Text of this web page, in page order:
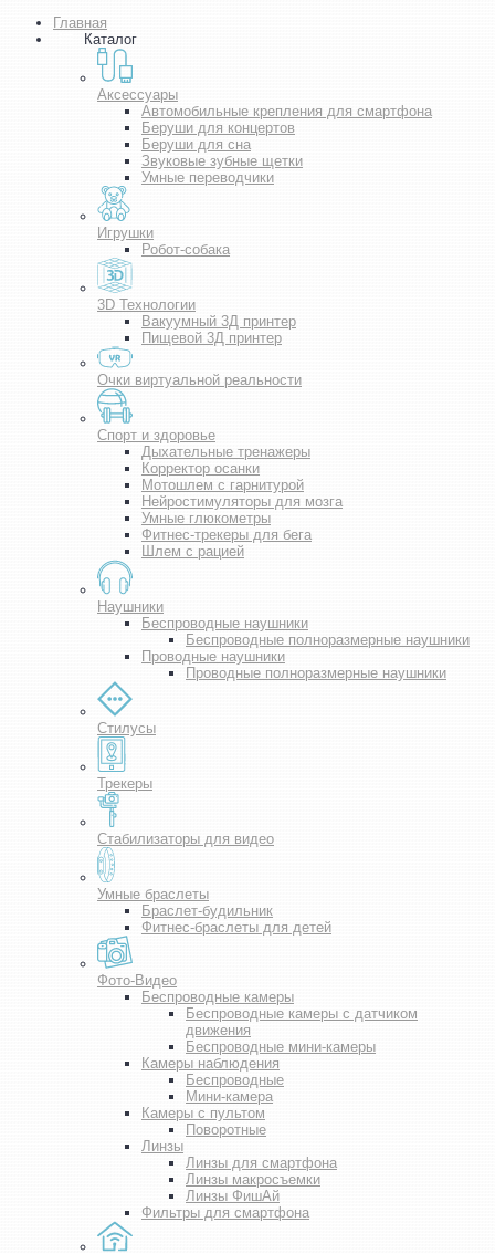
Главная
Каталог
Аксессуары
Автомобильные крепления для смартфона
Беруши для концертов
Беруши для сна
Звуковые зубные щетки
Умные переводчики
Игрушки
Робот-собака
3D Технологии
Вакуумный 3Д принтер
Пищевой 3Д принтер
Очки виртуальной реальности
Спорт и здоровье
Дыхательные тренажеры
Корректор осанки
Мотошлем с гарнитурой
Нейростимуляторы для мозга
Умные глюкометры
Фитнес-трекеры для бега
Шлем с рацией
Наушники
Беспроводные наушники
Беспроводные полноразмерные наушники
Проводные наушники
Проводные полноразмерные наушники
Стилусы
Трекеры
Стабилизаторы для видео
Умные браслеты
Браслет-будильник
Фитнес-браслеты для детей
Фото-Видео
Беспроводные камеры
Беспроводные камеры с датчиком
движения
Беспроводные мини-камеры
Камеры наблюдения
Беспроводные
Мини-камера
Камеры с пультом
Поворотные
Линзы
Линзы для смартфона
Линзы макросъемки
Линзы ФишАй
Фильтры для смартфона